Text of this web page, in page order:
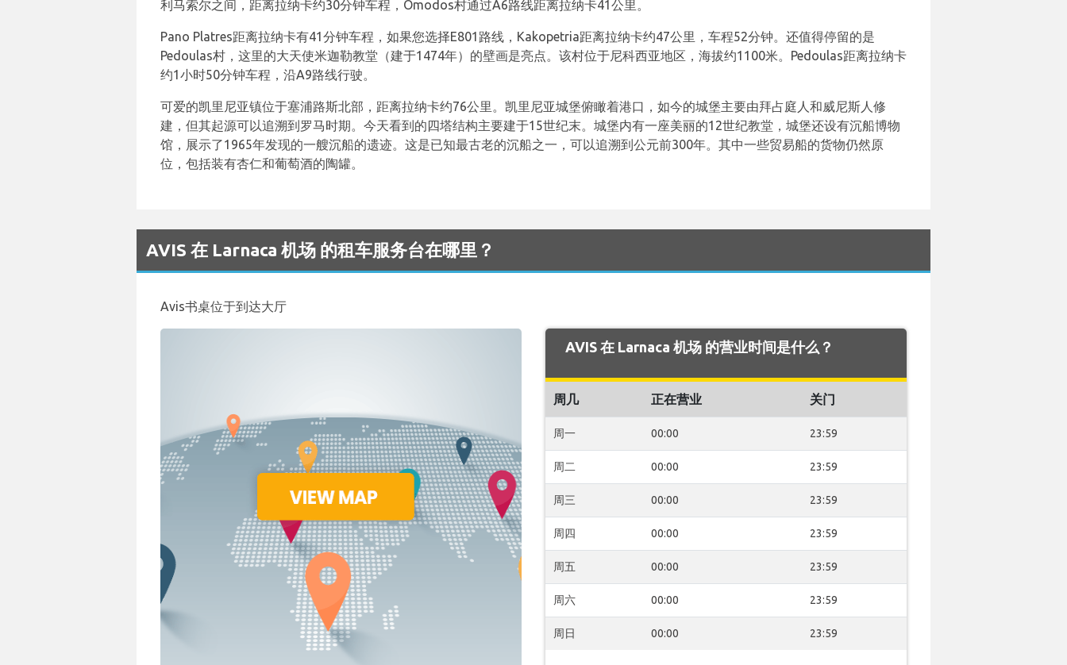
利马索尔之间，距离拉纳卡约30分钟车程，Omodos村通过A6路线距离拉纳卡41公里。
Pano Platres距离拉纳卡有41分钟车程，如果您选择E801路线，Kakopetria距离拉纳卡约47公里，车程52分钟。还值得停留的是
Pedoulas村，这里的大天使米迦勒教堂（建于1474年）的壁画是亮点。该村位于尼科西亚地区，海拔约1100米。Pedoulas距离拉纳卡
约1小时50分钟车程，沿A9路线行驶。
可爱的凯里尼亚镇位于塞浦路斯北部，距离拉纳卡约76公里。凯里尼亚城堡俯瞰着港口，如今的城堡主要由拜占庭人和威尼斯人修
建，但其起源可以追溯到罗马时期。今天看到的四塔结构主要建于15世纪末。城堡内有一座美丽的12世纪教堂，城堡还设有沉船博物
馆，展示了1965年发现的一艘沉船的遗迹。这是已知最古老的沉船之一，可以追溯到公元前300年。其中一些贸易船的货物仍然原
位，包括装有杏仁和葡萄酒的陶罐。
AVIS 在 Larnaca 机场 的租车服务台在哪里？
Avis书桌位于到达大厅
AVIS 在 Larnaca 机场 的营业时间是什么？
周几 正在营业 关门
周一 00:00 23:59
周二 00:00 23:59
周三 00:00 23:59
周四 00:00 23:59
周五 00:00 23:59
周六 00:00 23:59
周日 00:00 23:59